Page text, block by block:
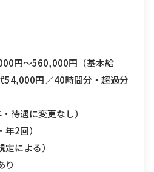
円〜560,000円（基本給
54,000円／40時間分・超過分
待遇に変更なし）
2回）
による）
り